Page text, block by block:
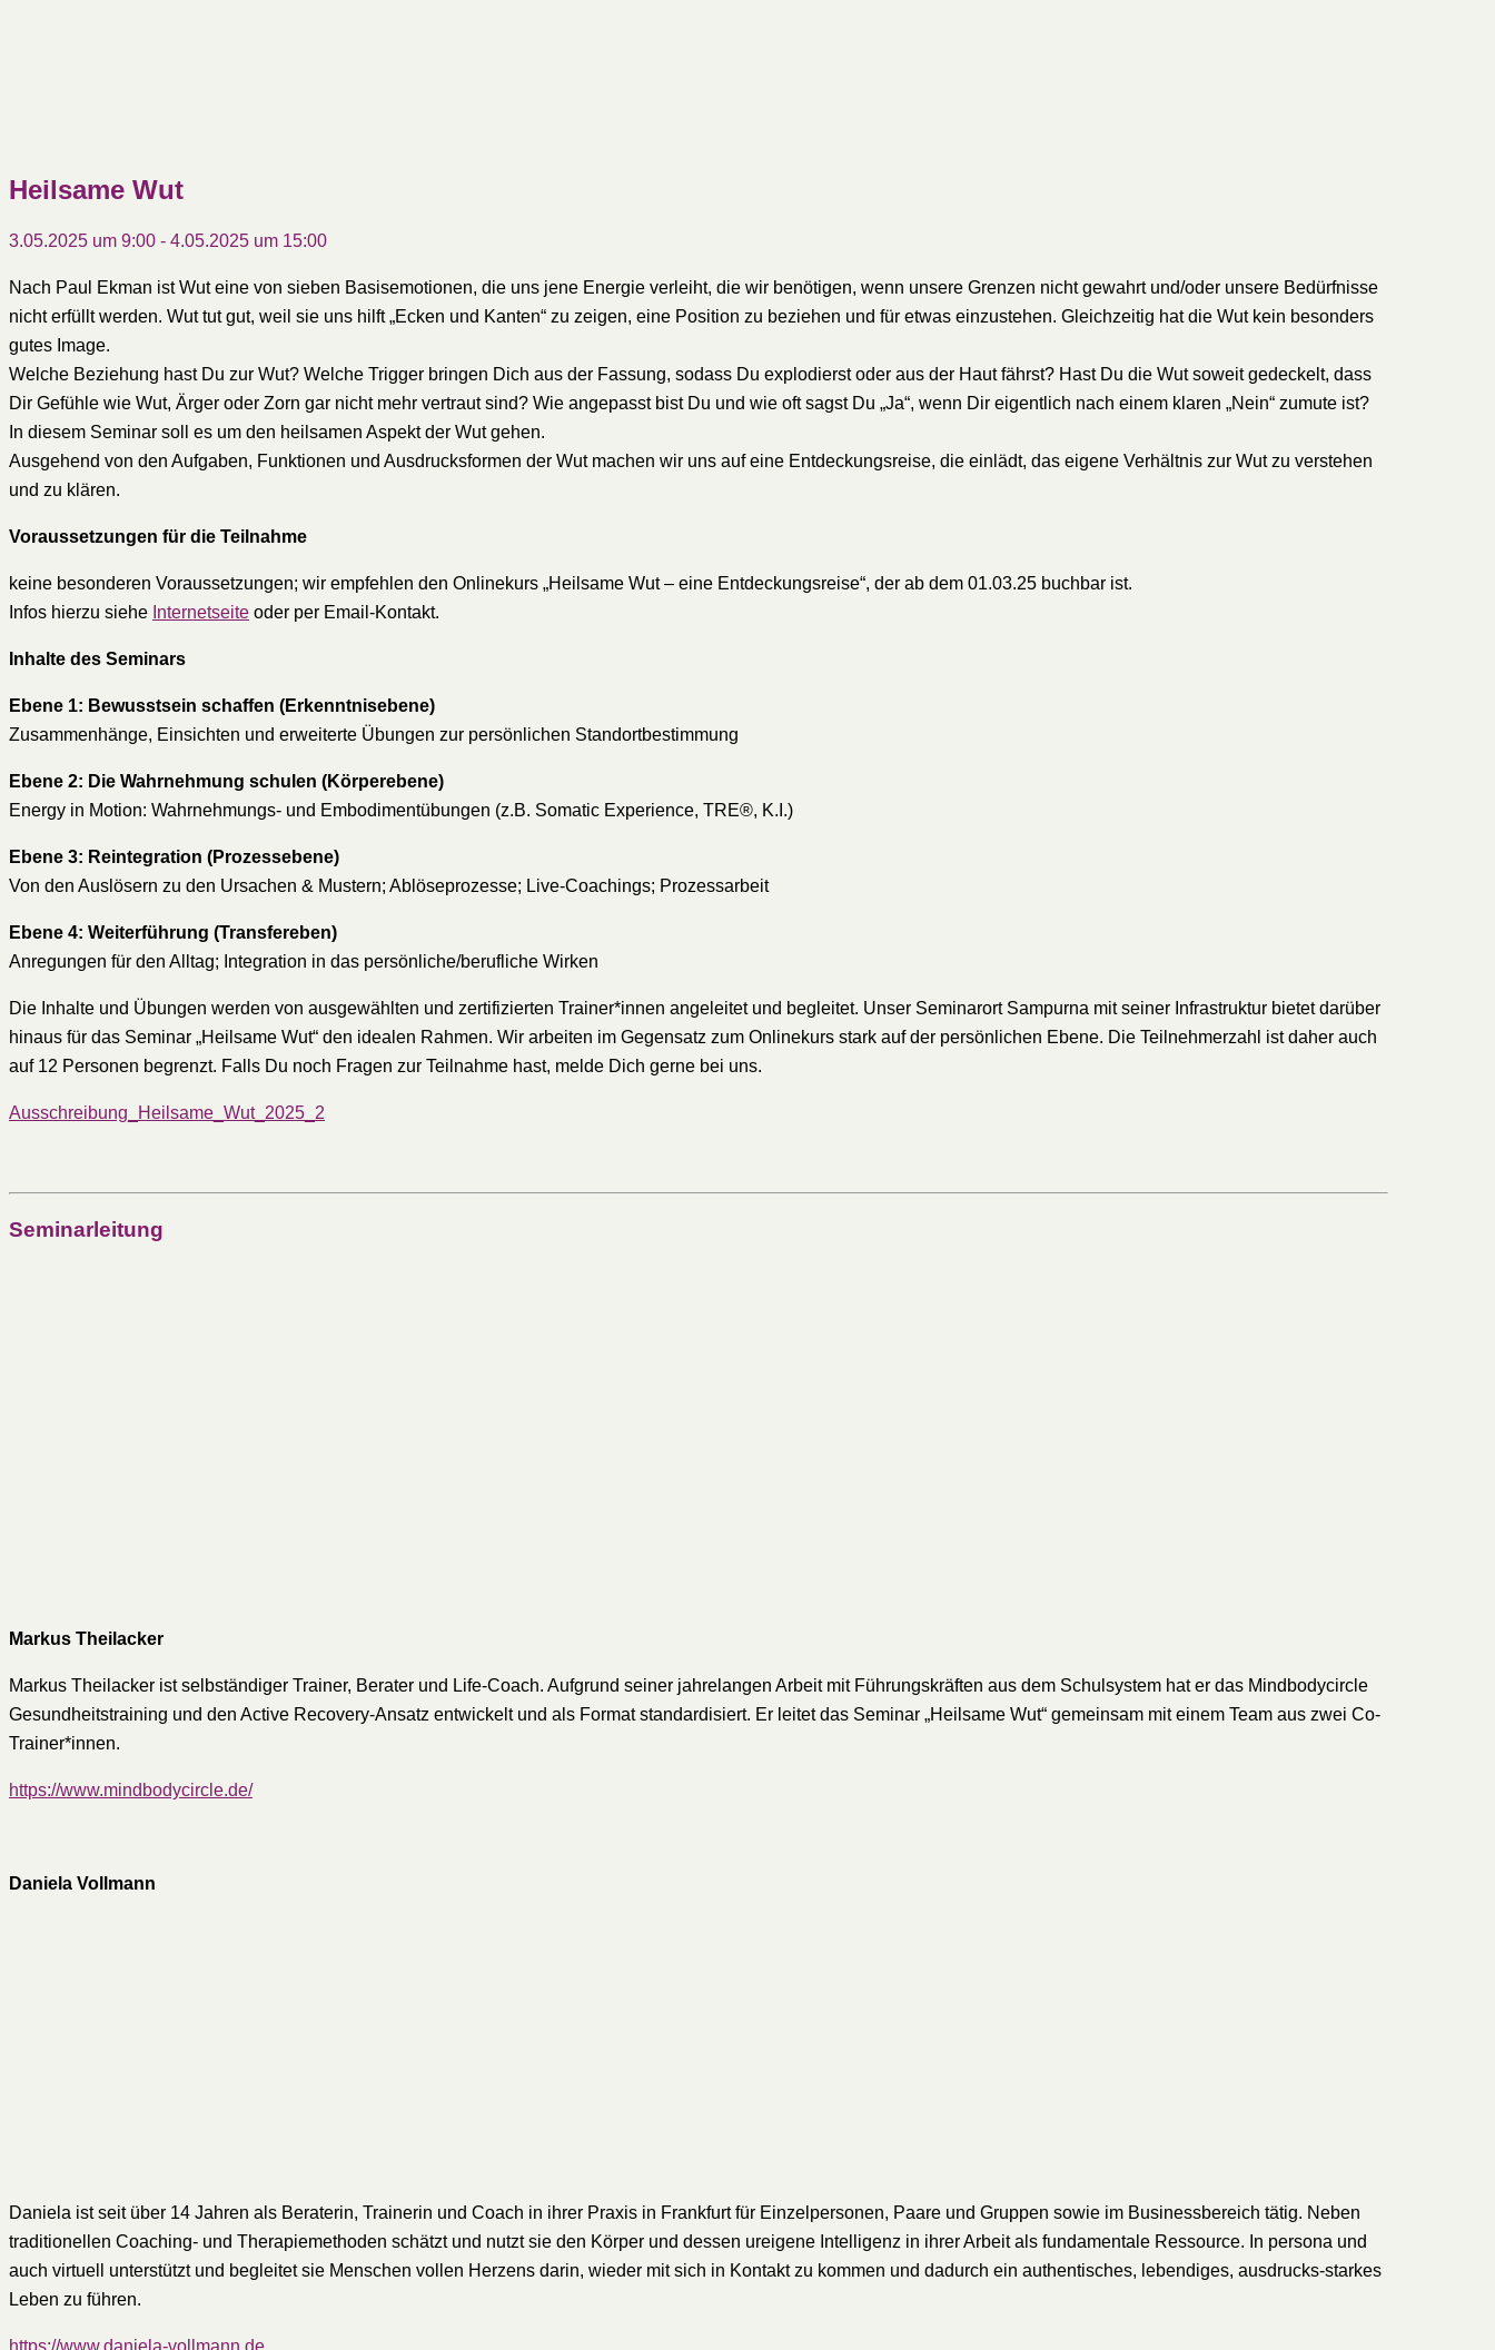
Heilsame Wut
3.05.2025 um 9:00 - 4.05.2025 um 15:00
Nach Paul Ekman ist Wut eine von sieben Basisemotionen, die uns jene Energie verleiht, die wir benötigen, wenn unsere Grenzen nicht gewahrt und/oder unsere Bedürfnisse
nicht erfüllt werden. Wut tut gut, weil sie uns hilft „Ecken und Kanten“ zu zeigen, eine Position zu beziehen und für etwas einzustehen. Gleichzeitig hat die Wut kein besonders
gutes Image.
Welche Beziehung hast Du zur Wut? Welche Trigger bringen Dich aus der Fassung, sodass Du explodierst oder aus der Haut fährst? Hast Du die Wut soweit gedeckelt, dass
Dir Gefühle wie Wut, Ärger oder Zorn gar nicht mehr vertraut sind? Wie angepasst bist Du und wie oft sagst Du „Ja“, wenn Dir eigentlich nach einem klaren „Nein“ zumute ist?
In diesem Seminar soll es um den heilsamen Aspekt der Wut gehen.
Ausgehend von den Aufgaben, Funktionen und Ausdrucksformen der Wut machen wir uns auf eine Entdeckungsreise, die einlädt, das eigene Verhältnis zur Wut zu verstehen
und zu klären.
Voraussetzungen für die Teilnahme
keine besonderen Voraussetzungen; wir empfehlen den Onlinekurs „Heilsame Wut – eine Entdeckungsreise“, der ab dem 01.03.25 buchbar ist.
Infos hierzu siehe Internetseite oder per Email-Kontakt.
Inhalte des Seminars
Ebene 1: Bewusstsein schaffen (Erkenntnisebene)
Zusammenhänge, Einsichten und erweiterte Übungen zur persönlichen Standortbestimmung
Ebene 2: Die Wahrnehmung schulen (Körperebene)
Energy in Motion: Wahrnehmungs- und Embodimentübungen (z.B. Somatic Experience, TRE®, K.I.)
Ebene 3: Reintegration (Prozessebene)
Von den Auslösern zu den Ursachen & Mustern; Ablöseprozesse; Live-Coachings; Prozessarbeit
Ebene 4: Weiterführung (Transfereben)
Anregungen für den Alltag; Integration in das persönliche/berufliche Wirken
Die Inhalte und Übungen werden von ausgewählten und zertifizierten Trainer*innen angeleitet und begleitet. Unser Seminarort Sampurna mit seiner Infrastruktur bietet darüber
hinaus für das Seminar „Heilsame Wut“ den idealen Rahmen. Wir arbeiten im Gegensatz zum Onlinekurs stark auf der persönlichen Ebene. Die Teilnehmerzahl ist daher auch
auf 12 Personen begrenzt. Falls Du noch Fragen zur Teilnahme hast, melde Dich gerne bei uns.
Ausschreibung_Heilsame_Wut_2025_2
Seminarleitung
Markus Theilacker
Markus Theilacker ist selbständiger Trainer, Berater und Life-Coach. Aufgrund seiner jahrelangen Arbeit mit Führungskräften aus dem Schulsystem hat er das Mindbodycircle
Gesundheitstraining und den Active Recovery-Ansatz entwickelt und als Format standardisiert. Er leitet das Seminar „Heilsame Wut“ gemeinsam mit einem Team aus zwei Co-
Trainer*innen.
https://www.mindbodycircle.de/
Daniela Vollmann
Daniela ist seit über 14 Jahren als Beraterin, Trainerin und Coach in ihrer Praxis in Frankfurt für Einzelpersonen, Paare und Gruppen sowie im Businessbereich tätig. Neben
traditionellen Coaching- und Therapiemethoden schätzt und nutzt sie den Körper und dessen ureigene Intelligenz in ihrer Arbeit als fundamentale Ressource. In persona und
auch virtuell unterstützt und begleitet sie Menschen vollen Herzens darin, wieder mit sich in Kontakt zu kommen und dadurch ein authentisches, lebendiges, ausdrucks-starkes
Leben zu führen.